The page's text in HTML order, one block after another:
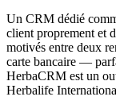
Un CRM dédié
client proprement et
motivés entre deux
carte bancaire —
HerbaCRM est un
Herbalife